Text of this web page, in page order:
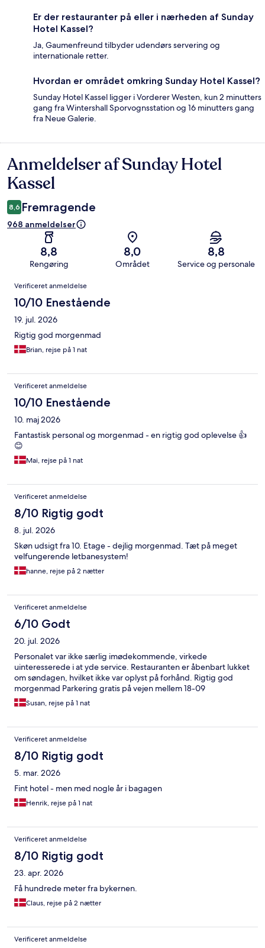
Er der restauranter på eller i nærheden af Sunday
Hotel Kassel?
Ja, Gaumenfreund tilbyder udendørs servering og
internationale retter.
Hvordan er området omkring Sunday Hotel Kassel?
Sunday Hotel Kassel ligger i Vorderer Westen, kun 2 minutters
gang fra Wintershall Sporvognsstation og 16 minutters gang
fra Neue Galerie.
Anmeldelser
Anmeldelser af Sunday Hotel
Kassel
8,6 Fremragende
968 anmeldelser
8,8
Rengøring
8,0
Området
8,8
Service og personale
Anmeldelser
Verificeret anmeldelse
10/10 Enestående
19. jul. 2026
Rigtig god morgenmad
Brian, rejse på 1 nat
Verificeret anmeldelse
10/10 Enestående
10. maj 2026
Fantastisk personal og morgenmad - en rigtig god oplevelse 👍
😊
Mai, rejse på 1 nat
Verificeret anmeldelse
8/10 Rigtig godt
8. jul. 2026
Skøn udsigt fra 10. Etage - dejlig morgenmad. Tæt på meget
velfungerende letbanesystem!
hanne, rejse på 2 nætter
Verificeret anmeldelse
6/10 Godt
20. jul. 2026
Personalet var ikke særlig imødekommende, virkede
uinteresserede i at yde service. Restauranten er åbenbart lukket
om søndagen, hvilket ikke var oplyst på forhånd. Rigtig god
morgenmad Parkering gratis på vejen mellem 18-09
Susan, rejse på 1 nat
Verificeret anmeldelse
8/10 Rigtig godt
5. mar. 2026
Fint hotel - men med nogle år i bagagen
Henrik, rejse på 1 nat
Verificeret anmeldelse
8/10 Rigtig godt
23. apr. 2026
Få hundrede meter fra bykernen.
Claus, rejse på 2 nætter
Verificeret anmeldelse